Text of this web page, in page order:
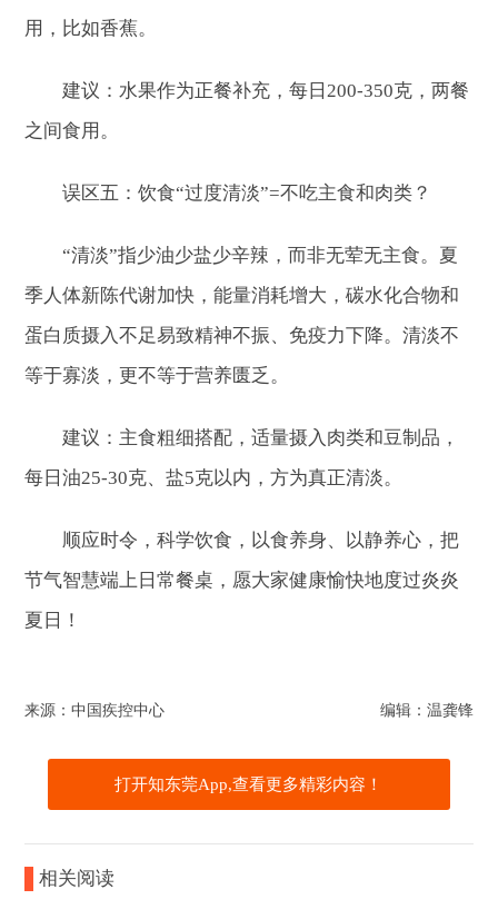
用，比如香蕉。
建议：水果作为正餐补充，每日200-350克，两餐
之间食用。
误区五：饮食“过度清淡”=不吃主食和肉类？
“清淡”指少油少盐少辛辣，而非无荤无主食。夏
季人体新陈代谢加快，能量消耗增大，碳水化合物和
蛋白质摄入不足易致精神不振、免疫力下降。清淡不
等于寡淡，更不等于营养匮乏。
建议：主食粗细搭配，适量摄入肉类和豆制品，
每日油25-30克、盐5克以内，方为真正清淡。
顺应时令，科学饮食，以食养身、以静养心，把
节气智慧端上日常餐桌，愿大家健康愉快地度过炎炎
夏日！
来源：中国疾控中心 编辑：温龚锋
打开知东莞App,查看更多精彩内容！
相关阅读